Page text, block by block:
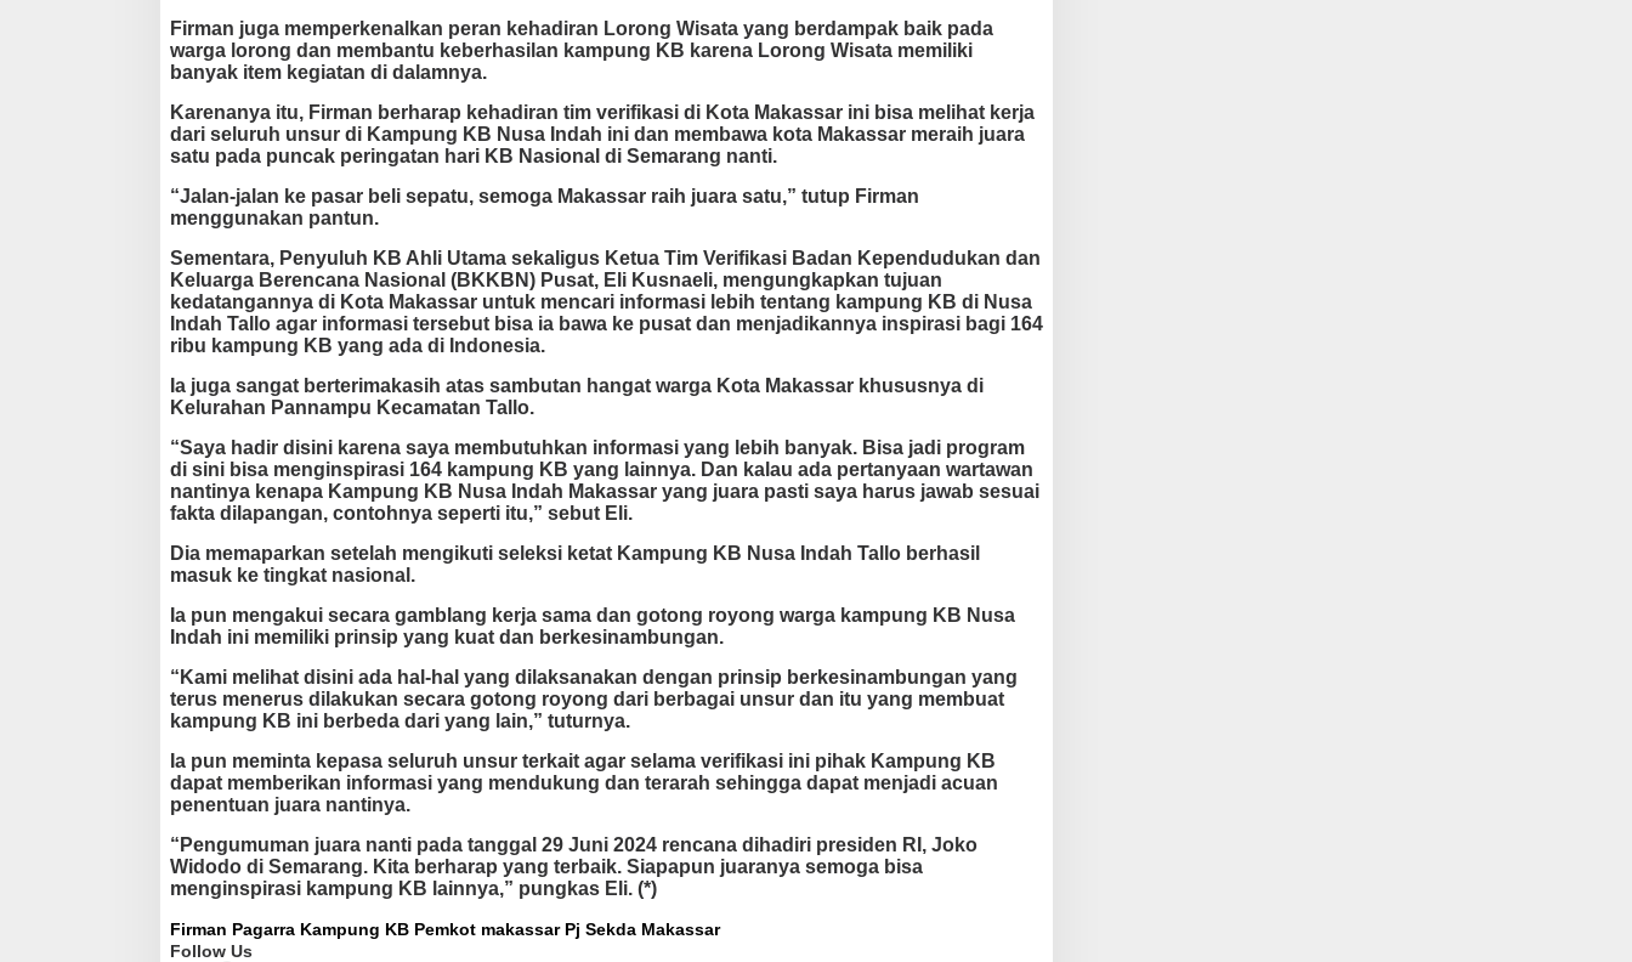
Firman juga memperkenalkan peran kehadiran Lorong Wisata yang berdampak baik pada
warga lorong dan membantu keberhasilan kampung KB karena Lorong Wisata memiliki
banyak item kegiatan di dalamnya.
Karenanya itu, Firman berharap kehadiran tim verifikasi di Kota Makassar ini bisa melihat kerja
dari seluruh unsur di Kampung KB Nusa Indah ini dan membawa kota Makassar meraih juara
satu pada puncak peringatan hari KB Nasional di Semarang nanti.
“Jalan-jalan ke pasar beli sepatu, semoga Makassar raih juara satu,” tutup Firman
menggunakan pantun.
Sementara, Penyuluh KB Ahli Utama sekaligus Ketua Tim Verifikasi Badan Kependudukan dan
Keluarga Berencana Nasional (BKKBN) Pusat, Eli Kusnaeli, mengungkapkan tujuan
kedatangannya di Kota Makassar untuk mencari informasi lebih tentang kampung KB di Nusa
Indah Tallo agar informasi tersebut bisa ia bawa ke pusat dan menjadikannya inspirasi bagi 164
ribu kampung KB yang ada di Indonesia.
Ia juga sangat berterimakasih atas sambutan hangat warga Kota Makassar khususnya di
Kelurahan Pannampu Kecamatan Tallo.
“Saya hadir disini karena saya membutuhkan informasi yang lebih banyak. Bisa jadi program
di sini bisa menginspirasi 164 kampung KB yang lainnya. Dan kalau ada pertanyaan wartawan
nantinya kenapa Kampung KB Nusa Indah Makassar yang juara pasti saya harus jawab sesuai
fakta dilapangan, contohnya seperti itu,” sebut Eli.
Dia memaparkan setelah mengikuti seleksi ketat Kampung KB Nusa Indah Tallo berhasil
masuk ke tingkat nasional.
Ia pun mengakui secara gamblang kerja sama dan gotong royong warga kampung KB Nusa
Indah ini memiliki prinsip yang kuat dan berkesinambungan.
“Kami melihat disini ada hal-hal yang dilaksanakan dengan prinsip berkesinambungan yang
terus menerus dilakukan secara gotong royong dari berbagai unsur dan itu yang membuat
kampung KB ini berbeda dari yang lain,” tuturnya.
Ia pun meminta kepasa seluruh unsur terkait agar selama verifikasi ini pihak Kampung KB
dapat memberikan informasi yang mendukung dan terarah sehingga dapat menjadi acuan
penentuan juara nantinya.
“Pengumuman juara nanti pada tanggal 29 Juni 2024 rencana dihadiri presiden RI, Joko
Widodo di Semarang. Kita berharap yang terbaik. Siapapun juaranya semoga bisa
menginspirasi kampung KB lainnya,” pungkas Eli. (*)
Firman Pagarra Kampung KB Pemkot makassar Pj Sekda Makassar
Follow Us